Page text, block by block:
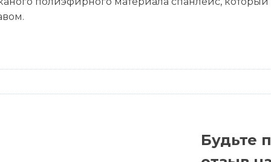
Будьте